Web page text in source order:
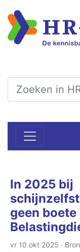
In 2025 bij
geen
vr 10 okt 2025 ·